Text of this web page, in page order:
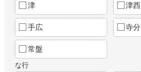
津 津西
手広 寺分
常盤
な行